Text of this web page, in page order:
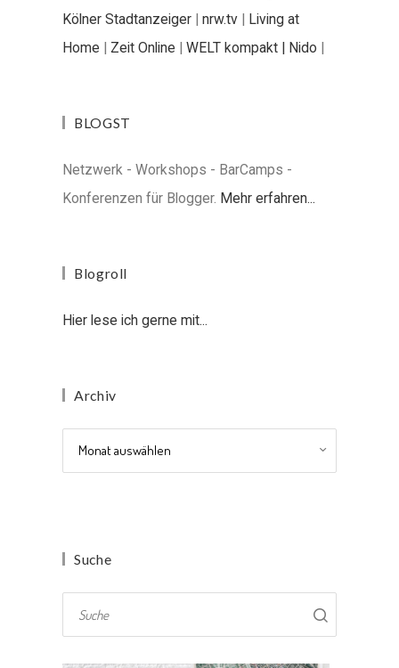
Kölner Stadtanzeiger | nrw.tv | Living at
Home | Zeit Online | WELT kompakt | Nido |
BLOGST
Netzwerk - Workshops - BarCamps -
Konferenzen für Blogger. Mehr erfahren...
Blogroll
Hier lese ich gerne mit...
Archiv
Suche